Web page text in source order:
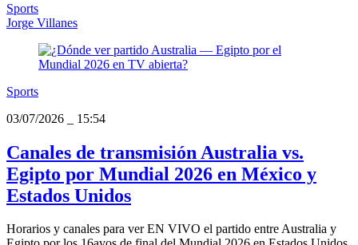
Sports
Jorge Villanes
Sports
03/07/2026
15:54
Canales de transmisión Australia vs.
Egipto por Mundial 2026 en México y
Estados Unidos
Horarios y canales para ver EN VIVO el partido entre Australia y